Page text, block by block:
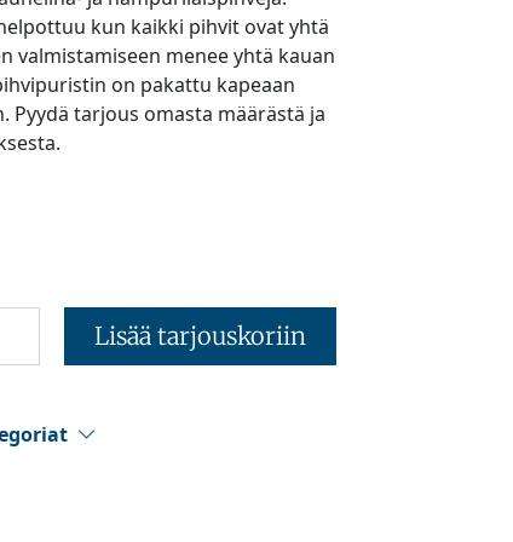
kun kaikki pihvit ovat yhtä
valmistamiseen menee yhtä kauan
on pakattu kapeaan
Pyydä tarjous omasta määrästä ja
Lisää tarjouskoriin